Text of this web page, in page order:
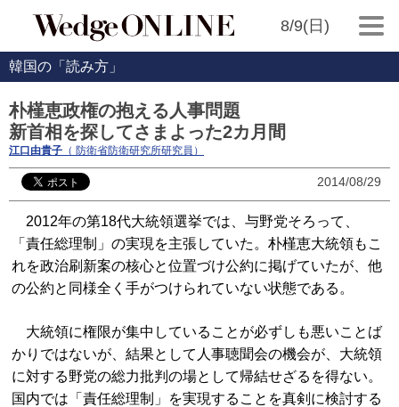
8/9(日)
韓国の「読み方」
朴槿恵政権の抱える人事問題
新首相を探してさまよった2カ月間
江口由貴子 （ 防衛省防衛研究所研究員）
2014/08/29
2012年の第18代大統領選挙では、与野党そろって、
「責任総理制」の実現を主張していた。朴槿恵大統領もこ
れを政治刷新案の核心と位置づけ公約に掲げていたが、他
の公約と同様全く手がつけられていない状態である。
大統領に権限が集中していることが必ずしも悪いことば
かりではないが、結果として人事聴聞会の機会が、大統領
に対する野党の総力批判の場として帰結せざるを得ない。
国内では「責任総理制」を実現することを真剣に検討する